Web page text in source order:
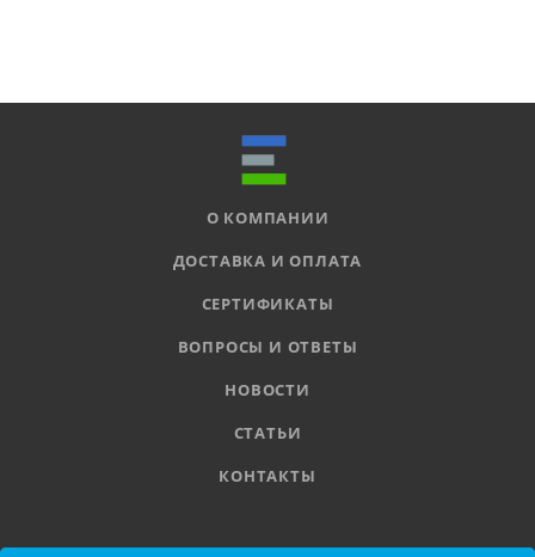
О КОМПАНИИ
ДОСТАВКА И ОПЛАТА
СЕРТИФИКАТЫ
ВОПРОСЫ И ОТВЕТЫ
НОВОСТИ
СТАТЬИ
КОНТАКТЫ